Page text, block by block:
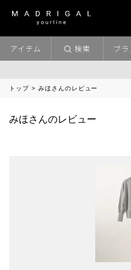
アイテム 検索 ブラ
トップ みほさんのレビュー
みほさんのレビュー